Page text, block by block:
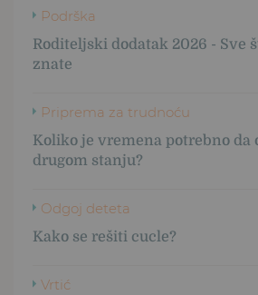
Podrška
Roditeljski dodatak 2026 - Sve
znate
Priprema za trudnoću
Koliko je vremena potrebno da
drugom stanju?
Odgoj deteta
Kako se rešiti cucle?
Vrtić